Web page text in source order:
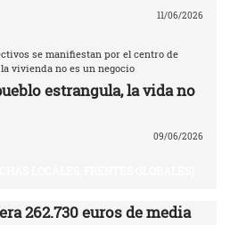
11/06/2026
se manifiestan por el centro de
vivienda no es un negocio
estrangula, la vida no
09/06/2026
262.730 euros de media